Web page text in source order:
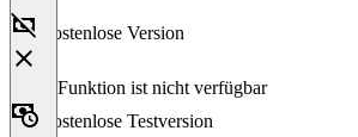
Kostenlose Version
Diese Funktion ist nicht verfügbar
Kostenlose Testversion